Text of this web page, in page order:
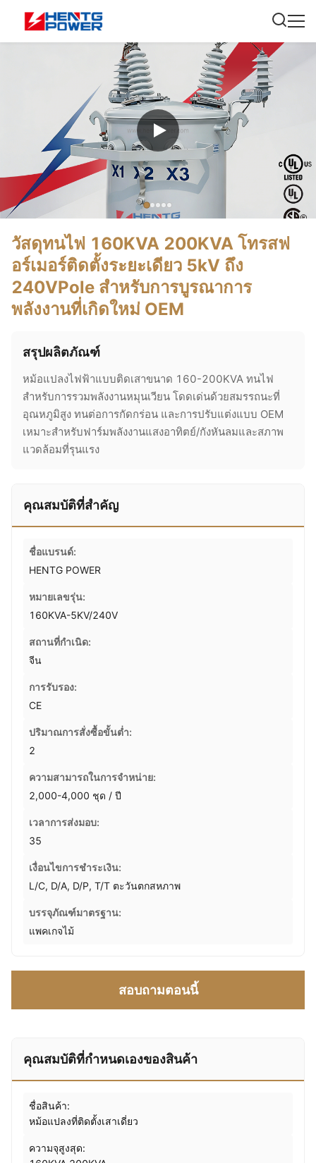
วัสดุทนไฟ 160KVA 200KVA โทรสฟ
อร์เมอร์ติดตั้งระยะเดียว 5kV ถึง
240VPole สําหรับการบูรณาการ
พลังงานที่เกิดใหม่ OEM
สรุปผลิตภัณฑ์
หม้อแปลงไฟฟ้าแบบติดเสาขนาด 160-200KVA ทนไฟ
สำหรับการรวมพลังงานหมุนเวียน โดดเด่นด้วยสมรรถนะที่
อุณหภูมิสูง ทนต่อการกัดกร่อน และการปรับแต่งแบบ OEM
เหมาะสำหรับฟาร์มพลังงานแสงอาทิตย์/กังหันลมและสภาพ
แวดล้อมที่รุนแรง
คุณสมบัติที่สำคัญ
ชื่อแบรนด์:
HENTG POWER
หมายเลขรุ่น:
160KVA-5KV/240V
สถานที่กำเนิด:
จีน
การรับรอง:
CE
ปริมาณการสั่งซื้อขั้นต่ำ:
2
ความสามารถในการจําหน่าย:
2,000-4,000 ชุด / ปี
เวลาการส่งมอบ:
35
เงื่อนไขการชำระเงิน:
L/C, D/A, D/P, T/T ตะวันตกสหภาพ
บรรจุภัณฑ์มาตรฐาน:
แพคเกจไม้
สอบถามตอนนี้
คุณสมบัติที่กําหนดเองของสินค้า
ชื่อสินค้า:
หม้อแปลงที่ติดตั้งเสาเดี่ยว
ความจุสูงสุด: